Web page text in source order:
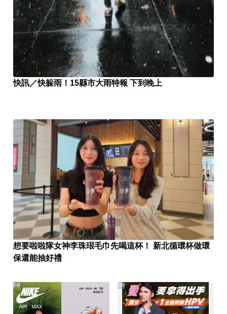
快訊／快躲雨！15縣市大雨特報 下到晚上
想要啦啦隊女神李珠珢毛巾先喝這杯！ 新北循環杯做環
保還能抽好禮
PR PR